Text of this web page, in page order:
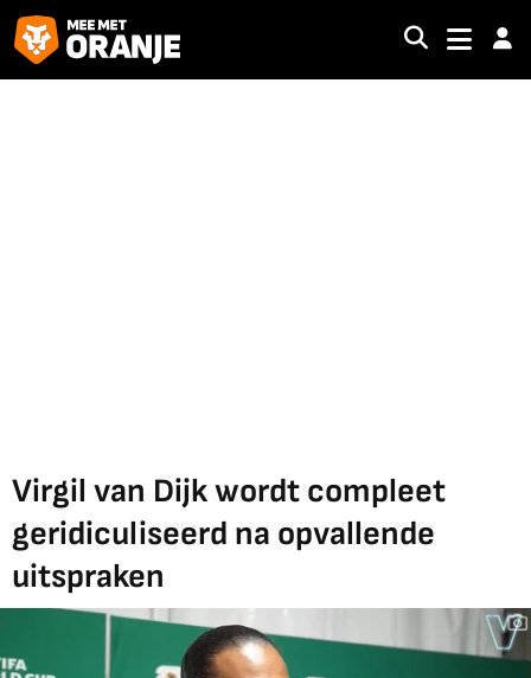
Virgil van Dijk wordt compleet
geridiculiseerd na opvallende
uitspraken